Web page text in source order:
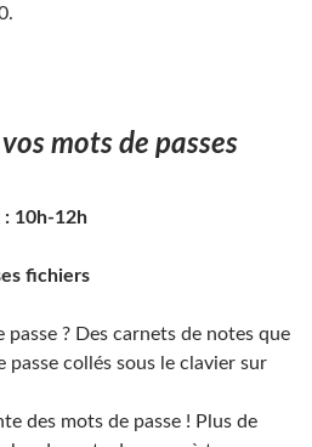
mots de passes
: 10h-12h
fichiers
? Des carnets de notes que
passe collés sous le clavier sur
des mots de passe ! Plus de